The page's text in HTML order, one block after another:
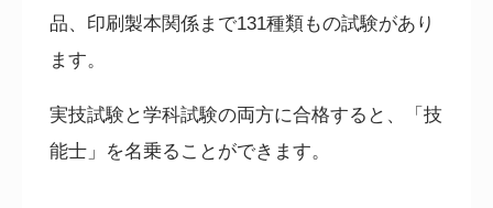
品、印刷製本関係まで131種類もの試験があり
ます。
実技試験と学科試験の両方に合格すると、「技
能士」を名乗ることができます。